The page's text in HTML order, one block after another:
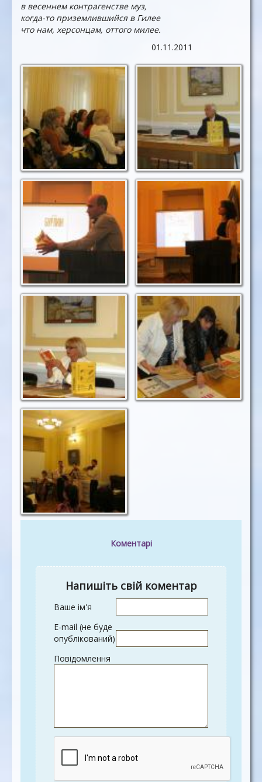
в весеннем контрагенстве муз,
когда-то приземлившийся в Гилее
что нам, херсонцам, оттого милее.
01.11.2011
Коментарі
Напишіть свій коментар
Ваше ім'я
E-mail (не буде
опублікований)
Повідомлення